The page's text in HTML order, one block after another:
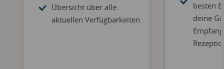
Übersicht über alle
aktuellen Verfügbarkeiten
besten
deine